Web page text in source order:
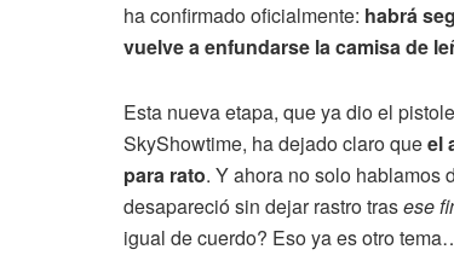
ha confirmado oficialmente: habrá
vuelve a enfundarse la camisa de
Esta nueva etapa, que ya dio el
SkyShowtime, ha dejado claro queel
para rato. Y ahora no solo hablamos
desapareció sin dejar rastro trasese
igual de cuerdo? Eso ya es otro